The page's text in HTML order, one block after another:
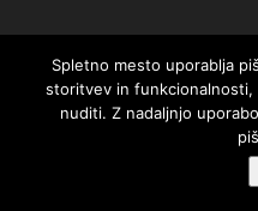
Spletno mesto uporablja
storitvev in
nuditi. Z nadaljnjo